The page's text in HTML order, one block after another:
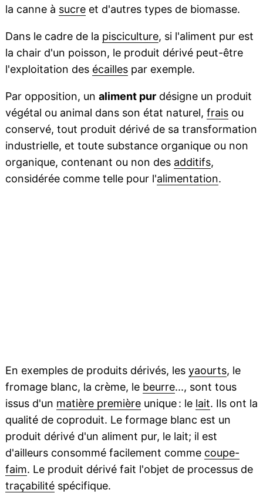
la canne à sucreet d'autres types de biomasse.
Dans le cadre de la pisciculture, si l'aliment pur est
la chair d'un poisson, le produit dérivé peut-être
l'exploitation des écaillespar exemple.
Par opposition, un aliment purdésigne un produit
végétal ou animal dans son état naturel, fraisou
conservé, tout produit dérivé de sa transformation
industrielle, et toute substance organique ou non
organique, contenant ou non des additifs,
considérée comme telle pour l'alimentation.
En exemples de produits dérivés, les yaourts, le
fromage blanc, la crème, le beurre..., sont tous
issus d'un matière premièreunique : le lait. Ils ont la
qualité de coproduit. Le formage blanc est un
produit dérivé d'un aliment pur, le lait; il est
d'ailleurs consommé facilement comme coupe-
faim. Le produit dérivé fait l'objet de processus de
traçabilitéspécifique.